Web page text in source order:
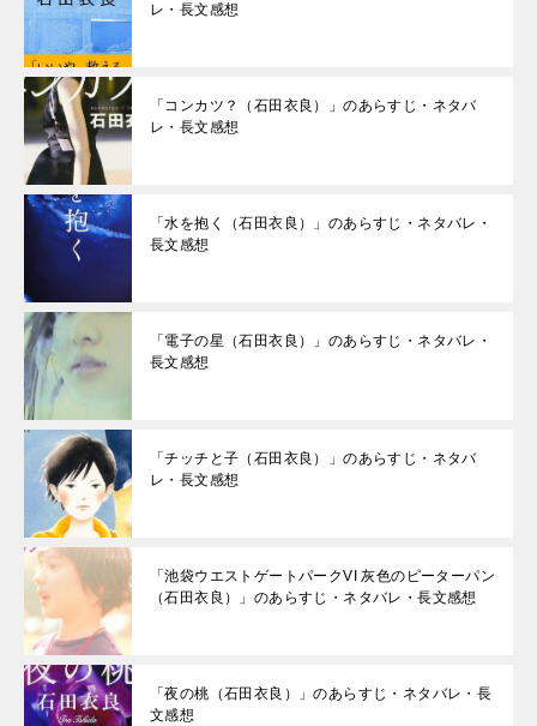
レ・長文感想
「コンカツ？（石田衣良）」のあらすじ・ネタバ
レ・長文感想
「水を抱く（石田衣良）」のあらすじ・ネタバレ・
長文感想
「電子の星（石田衣良）」のあらすじ・ネタバレ・
長文感想
「チッチと子（石田衣良）」のあらすじ・ネタバ
レ・長文感想
「池袋ウエストゲートパークVI 灰色のピーターパン
（石田衣良）」のあらすじ・ネタバレ・長文感想
「夜の桃（石田衣良）」のあらすじ・ネタバレ・長
文感想